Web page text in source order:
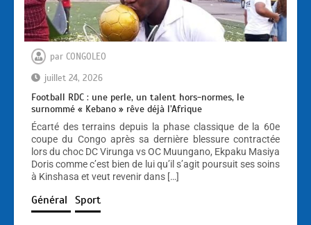
par CONGOLEO
juillet 24, 2026
Football RDC : une perle, un talent hors-normes, le
surnommé « Kebano » rêve déjà l’Afrique
Écarté des terrains depuis la phase classique de la 60e
coupe du Congo après sa dernière blessure contractée
lors du choc DC Virunga vs OC Muungano, Ekpaku Masiya
Doris comme c’est bien de lui qu’il s’agit poursuit ses soins
à Kinshasa et veut revenir dans […]
Général Sport